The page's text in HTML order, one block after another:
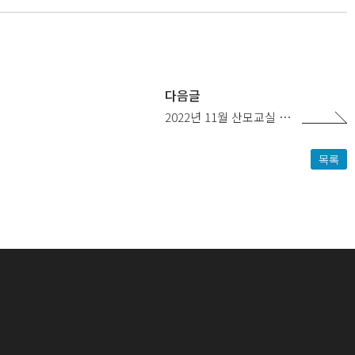
다음글
2022년 11월 산모교실 …
목록